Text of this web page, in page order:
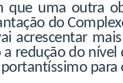
que uma outra
do
acrescentar
redução do
para